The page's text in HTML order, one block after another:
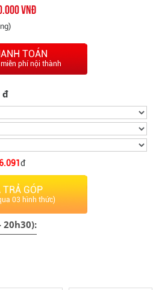
VNĐ
TOÁN
phí nội thành
đ
đ
GÓP
03 hình thức)
20h30):